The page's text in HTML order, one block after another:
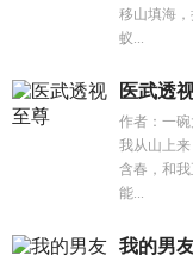
移山填海
蚁...
医武透
作者：一
我从山上
含春，和
能...
我的男